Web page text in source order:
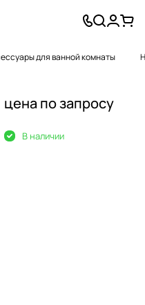
для ванной комнаты
цена по запросу
В наличии